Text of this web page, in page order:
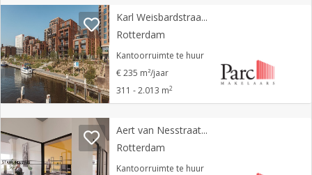
Karl Weisbardstraat 221
Rotterdam
Kantoorruimte te huur
€ 235 m²/jaar
311 - 2.013 m2
Aert van Nesstraat 45
Rotterdam
Kantoorruimte te huur